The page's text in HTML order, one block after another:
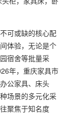
可或缺的核心配
体验，无论是个
宿舍等批量采
年，重庆家具市
公家具、床头
场景的多元化采
聚焦于知名度